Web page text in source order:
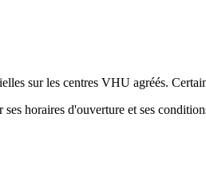
sur les centres VHU agréés.
horaires d'ouverture et ses